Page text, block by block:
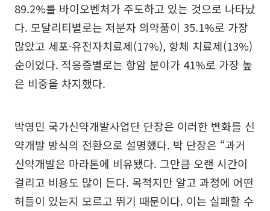
89.2%를 바이오벤처가 주도하고 있는 것으로 나타났
다. 모달리티별로는 저분자 의약품이 35.1%로 가장
많았고 세포·유전자치료제(17%), 항체 치료제(13%)
순이었다. 적응증별로는 항암 분야가 41%로 가장 높
은 비중을 차지했다.
박영민 국가신약개발사업단 단장은 이러한 변화를 신
약개발 방식의 전환으로 설명했다. 박 단장은 “과거
신약개발은 마라톤에 비유됐다. 그만큼 오랜 시간이
걸리고 비용도 많이 든다. 목적지만 알고 과정에 어떤
허들이 있는지 모르고 뛰기 때문이다. 이는 실패할 수